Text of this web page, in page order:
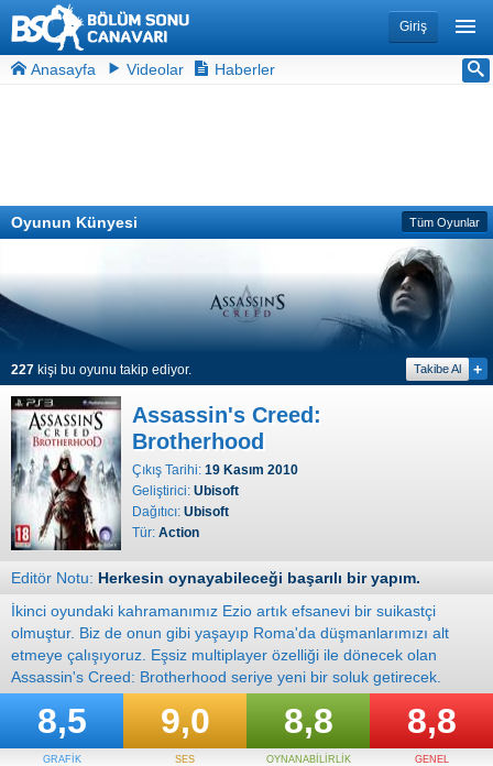
Giriş
Anasayfa Videolar Haberler
Oyunun Künyesi Tüm Oyunlar
227 kişi bu oyunu takip ediyor. Takibe Al +
Assassin's Creed:
Brotherhood
Çıkış Tarihi: 19 Kasım 2010
Geliştirici: Ubisoft
Dağıtıcı: Ubisoft
Tür: Action
Editör Notu: Herkesin oynayabileceği başarılı bir yapım.
İkinci oyundaki kahramanımız Ezio artık efsanevi bir suikastçi
olmuştur. Biz de onun gibi yaşayıp Roma'da düşmanlarımızı alt
etmeye çalışıyoruz. Eşsiz multiplayer özelliği ile dönecek olan
Assassin's Creed: Brotherhood seriye yeni bir soluk getirecek.
8,5
GRAFİK
9,0
SES
8,8
OYNANABİLİRLİK
8,8
GENEL